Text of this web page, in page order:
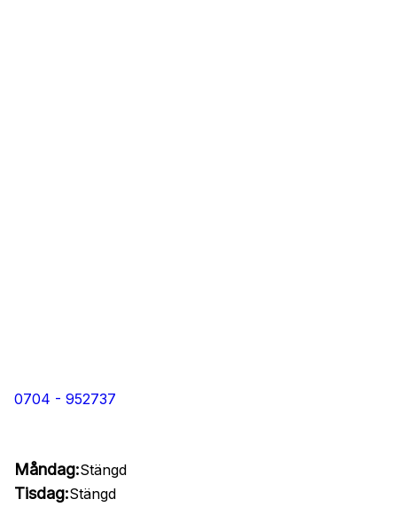
0704 - 952737
Måndag:Stängd
Tisdag:Stängd